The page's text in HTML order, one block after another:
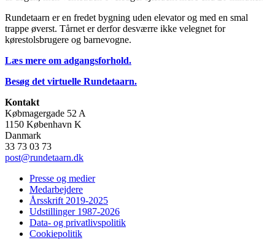
Rundetaarn er en fredet bygning uden elevator og med en smal
trappe øverst. Tårnet er derfor desværre ikke velegnet for
kørestolsbrugere og barnevogne.
Læs mere om adgangsforhold.
Besøg det virtuelle Rundetaarn.
Kontakt
Købmagergade 52 A
1150 København K
Danmark
33 73 03 73
post@rundetaarn.dk
Presse og medier
Medarbejdere
Årsskrift 2019-2025
Udstillinger 1987-2026
Data- og privatlivspolitik
Cookiepolitik